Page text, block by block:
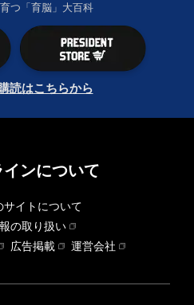
つ「育脳」大百科
読はこちらから
ンについて
サイトについて
の取り扱い
広告掲載
運営会社